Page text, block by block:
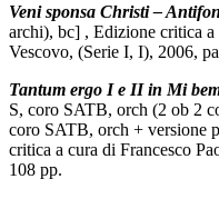
Veni sponsa Christi –
archi), bc] , Edizione critica
Vescovo, (Serie I, I), 2006,
Tantum ergo I e II in Mi
S, coro SATB, orch (2 ob 2
coro SATB, orch + versione
critica a cura di Francesco
108 pp.